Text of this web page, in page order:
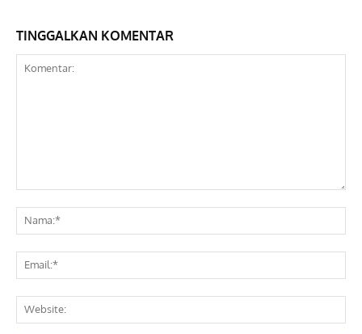
TINGGALKAN KOMENTAR